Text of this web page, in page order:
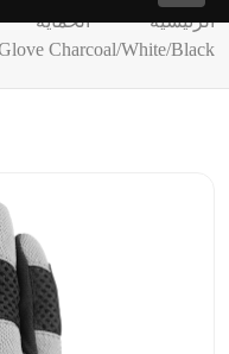
الرئيسية
الحماية
Charcoal/White/Black